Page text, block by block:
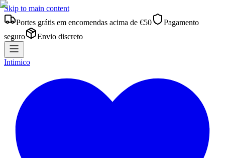
Skip to main content
Portes grátis em encomendas acima de €50
Pagamento
seguro
Envio discreto
Intimico